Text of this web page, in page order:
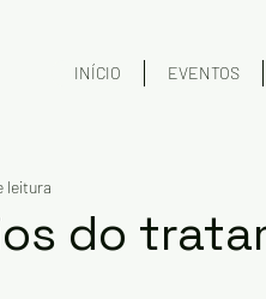
INÍCIO EVENTOS
do
leitura